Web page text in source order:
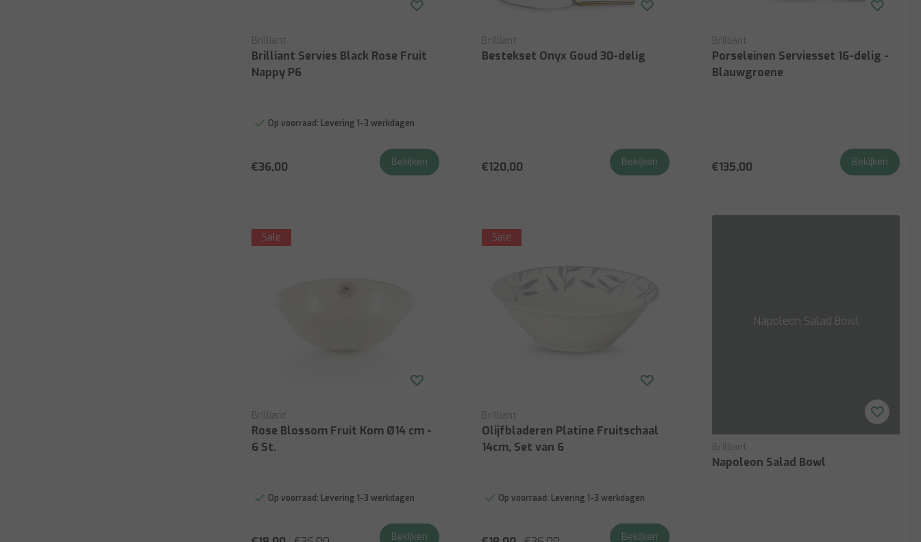
Brilliant
Brilliant Servies Black Rose Fruit
Nappy P6
Op voorraad: Levering 1-3 werkdagen
€36,00 Bekijken
Brilliant
Bestekset Onyx Goud 30-delig
€120,00 Bekijken
Brilliant
Porseleinen Serviesset 16-delig -
Blauwgroene
€135,00 Bekijken
Sale
Brilliant
Rose Blossom Fruit Kom Ø14 cm -
6 St.
Op voorraad: Levering 1-3 werkdagen
Bekijken
Sale
Brilliant
Olijfbladeren Platine Fruitschaal
14cm, Set van 6
Op voorraad: Levering 1-3 werkdagen
Bekijken
Napoleon Salad Bowl
Brilliant
Napoleon Salad Bowl